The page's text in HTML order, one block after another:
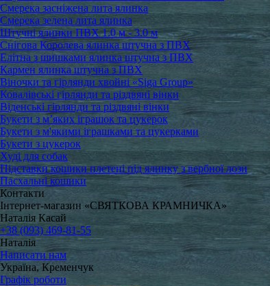
Смерека засніжена лита ялинка
Смерека зелена лита ялинка
Штучні ялинки ПВХ 1.0 м - 3.0 м
Снігова Королева ялинка штучна з ПВХ
Елітна з шишками ялинка штучна з ПВХ
Кармен ялинка штучна з ПВХ
Віночки та гірлянди хвойні «Siga Group»
Ковалівські гірлянди та різдвяні вінки
Віденські гірлянди та різдвяні вінки
Букети з м’яких іграшок та цукерок
Букети з м'якими іграшками та цукерками
Букети з цукерок
Худі для собак
Підставки кошики плетені під ялинку з вербної лози
Пасхальні кошики
Контакти
Інтернет-магазин «СВЯТКОВА КРАМНИЧКА»
Наталія Касай
+38 (093) 469-81-55
Наталія
Написати нам
Україна, Кременчук
Графік роботи